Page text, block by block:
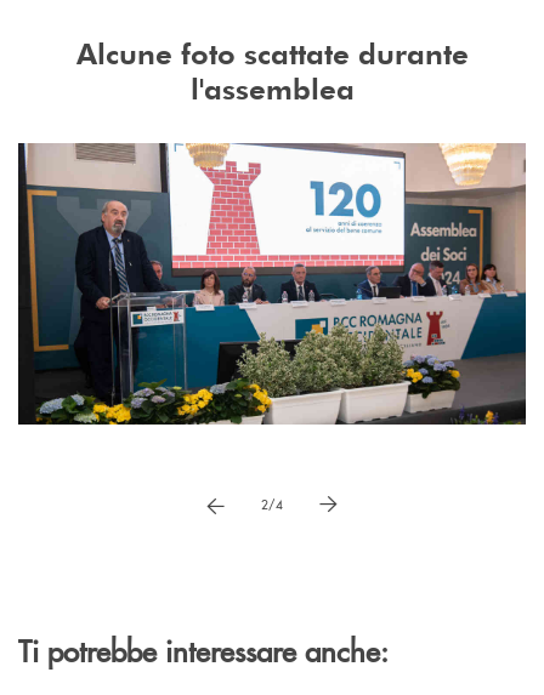
Alcune foto scattate durante
l'assemblea
vai a immagne precedente
2/4 vai a immagine successiva
Ti potrebbe interessare anche: